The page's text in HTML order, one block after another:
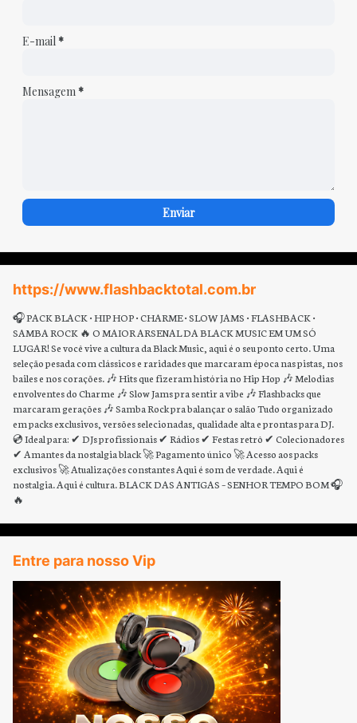
E-mail *
Mensagem *
https://www.flashbacktotal.com.br
🎧 PACK BLACK • HIP HOP • CHARME • SLOW JAMS • FLASHBACK •
SAMBA ROCK 🔥 O MAIOR ARSENAL DA BLACK MUSIC EM UM SÓ
LUGAR! Se você vive a cultura da Black Music, aqui é o seu ponto certo. Uma
seleção pesada com clássicos e raridades que marcaram época nas pistas, nos
bailes e nos corações. 🎶 Hits que fizeram história no Hip Hop 🎶 Melodias
envolventes do Charme 🎶 Slow Jams pra sentir a vibe 🎶 Flashbacks que
marcaram gerações 🎶 Samba Rock pra balançar o salão Tudo organizado
em packs exclusivos, versões selecionadas, qualidade alta e prontas para DJ.
💿 Ideal para: ✔ DJs profissionais ✔ Rádios ✔ Festas retrô ✔ Colecionadores
✔ Amantes da nostalgia black 🚀 Pagamento único 🚀 Acesso aos packs
exclusivos 🚀 Atualizações constantes Aqui é som de verdade. Aqui é
nostalgia. Aqui é cultura. BLACK DAS ANTIGAS – SENHOR TEMPO BOM 🎧
🔥
Entre para nosso Vip